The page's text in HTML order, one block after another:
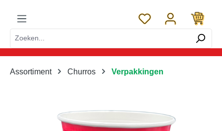
Je hebt 0 items op
Assortiment Churros Verpakkingen
Afbeeldingengalerij overslaan